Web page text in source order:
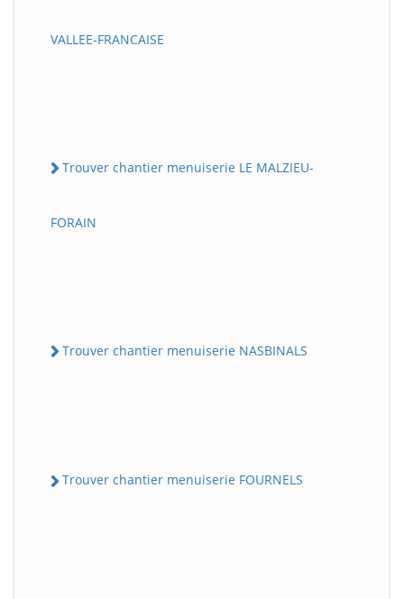
VALLEE-FRANCAISE
Trouver chantier menuiserie LE MALZIEU-
FORAIN
Trouver chantier menuiserie NASBINALS
Trouver chantier menuiserie FOURNELS